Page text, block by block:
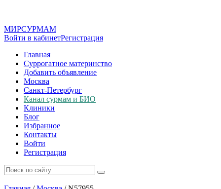
МИРСУРМАМ
Войти в кабинетРегистрация
Главная
Суррогатное материнство
Добавить объявление
Москва
Санкт-Петербург
Канал сурмам и БИО
Клиники
Блог
Избранное
Контакты
Войти
Регистрация